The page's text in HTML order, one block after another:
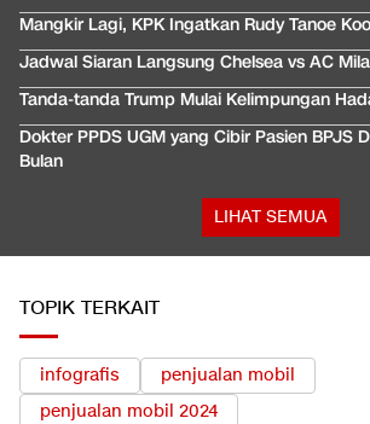
Mangkir Lagi, KPK Ingatkan Rudy Tanoe
Jadwal Siaran Langsung Chelsea vs AC
Tanda-tanda Trump Mulai Kelimpungan
Dokter PPDS UGM yang Cibir Pasien BPJS
Bulan
LIHAT SEMUA
TOPIK TERKAIT
infografis
penjualan mobil
penjualan mobil 2024